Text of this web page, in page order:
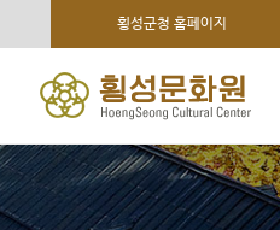
횡성군청 홈페이지